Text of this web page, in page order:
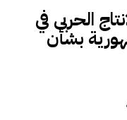
الحربى في
بشأن